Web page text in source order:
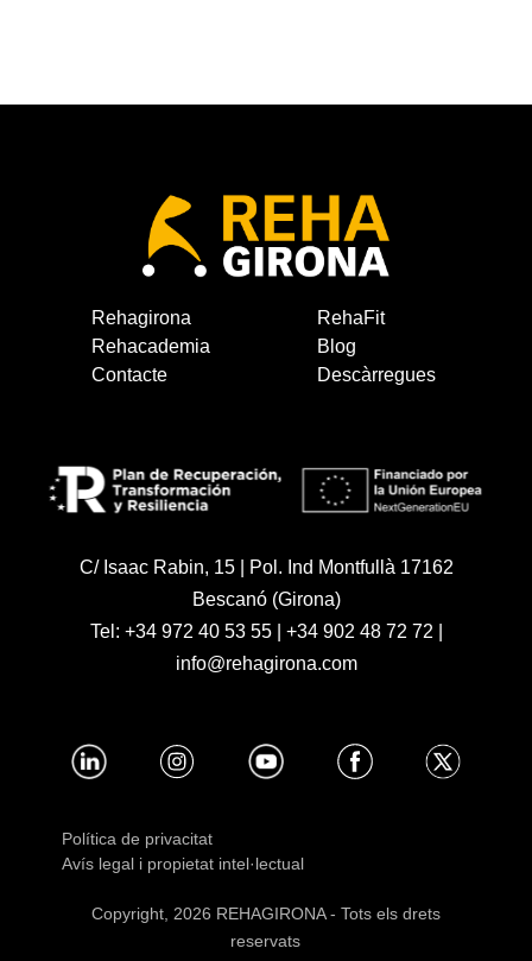
Rehagirona
RehaFit
Rehacademia
Blog
Contacte
Descàrregues
C/ Isaac Rabin, 15 | Pol. Ind Montfullà 17162
Bescanó (Girona)
Tel: +34 972 40 53 55| +34 902 48 72 72
info@rehagirona.com
Copyright, 2026 REHAGIRONA - Tots els drets
reservats
Política de privacitat
Avís legal i propietat intel·lectual